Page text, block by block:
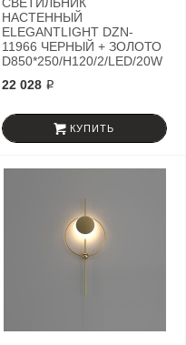
НАСТЕННЫЙ
ELEGANTLIGHT DZN-
11966 ЧЕРНЫЙ + ЗОЛОТО
D850*250/H120/2/LED/20W
22 028 ₽
КУПИТЬ